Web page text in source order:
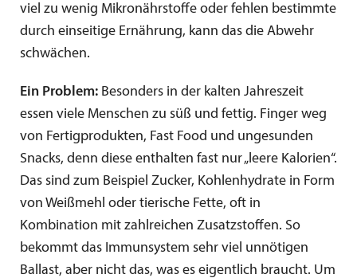
viel zu wenig Mikronährstoffe oder fehlen bestimmte
durch einseitige Ernährung, kann das die Abwehr
schwächen.
Ein Problem: Besonders in der kalten Jahreszeit
essen viele Menschen zu süß und fettig. Finger weg
von Fertigprodukten, Fast Food und ungesunden
Snacks, denn diese enthalten fast nur „leere Kalorien“.
Das sind zum Beispiel Zucker, Kohlenhydrate in Form
von Weißmehl oder tierische Fette, oft in
Kombination mit zahlreichen Zusatzstoffen. So
bekommt das Immunsystem sehr viel unnötigen
Ballast, aber nicht das, was es eigentlich braucht. Um